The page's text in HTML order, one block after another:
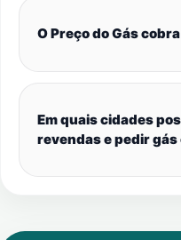
O Preço do Gás
Em quais cidades
revendas e pedir gás